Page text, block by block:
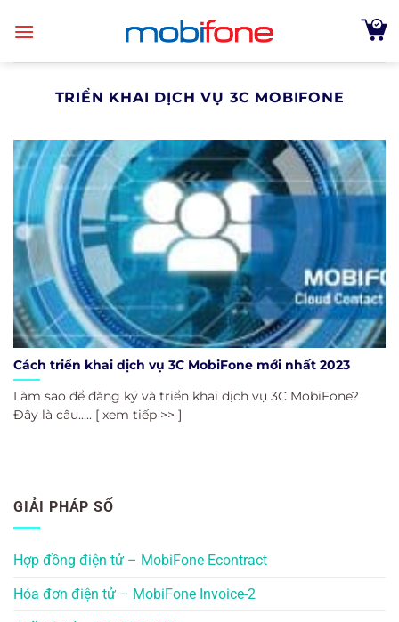
TRIỂN KHAI DỊCH VỤ 3C MOBIFONE
Cách triển khai dịch vụ 3C MobiFone mới nhất 2023
Làm sao để đăng ký và triển khai dịch vụ 3C MobiFone?
Đây là câu..... [ xem tiếp >> ]
GIẢI PHÁP SỐ
Hợp đồng điện tử – MobiFone Econtract
Hóa đơn điện tử – MobiFone Invoice-2